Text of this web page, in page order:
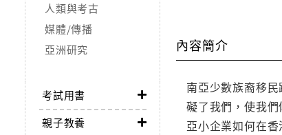
人類與考古
媒體/傳播
亞洲研究
考試用書
親子教養
內容簡介
南亞少數族裔移
礙了我們，使我
亞小企業如何在